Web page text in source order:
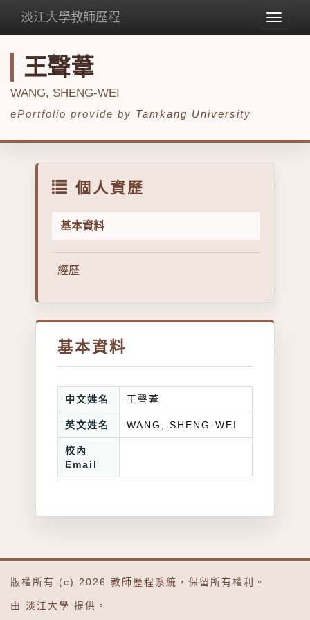
Toggle
淡江大學教師歷程
王聲葦
WANG, SHENG-WEI
ePortfolio provide by Tamkang University
個人資歷
基本資料
經歷
基本資料
中文姓名 王聲葦
英文姓名 WANG, SHENG-WEI
校內
Email
版權所有 (c) 2026 教師歷程系統 ，保留所有權利。
由 淡江大學 提供。